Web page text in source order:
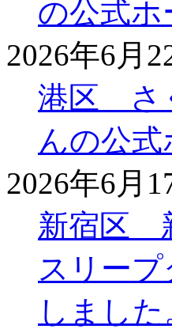
の公式
2026年6月
港区 さ
んの公
2026年6月
新宿区
スリー
しました